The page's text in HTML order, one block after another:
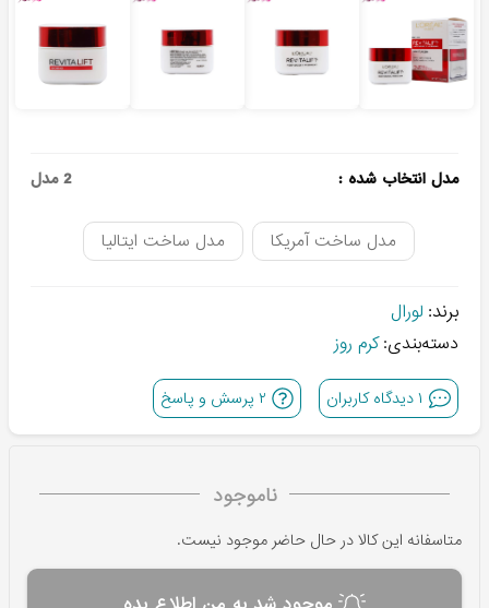
مدل انتخاب شده :
2 مدل
مدل ساخت آمریکا مدل ساخت ایتالیا
برند: لورال
دسته‌بندی: کرم روز
۱دیدگاه کاربران ۲ پرسش و پاسخ
ناموجود
متاسفانه این کالا در حال حاضر موجود نیست.